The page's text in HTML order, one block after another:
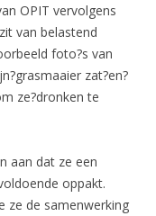
OPIT vervolgens
van belastend
foto?s van
zat?en?
ze?dronken te
aan dat ze een
oppakt.
ze de samenwerking